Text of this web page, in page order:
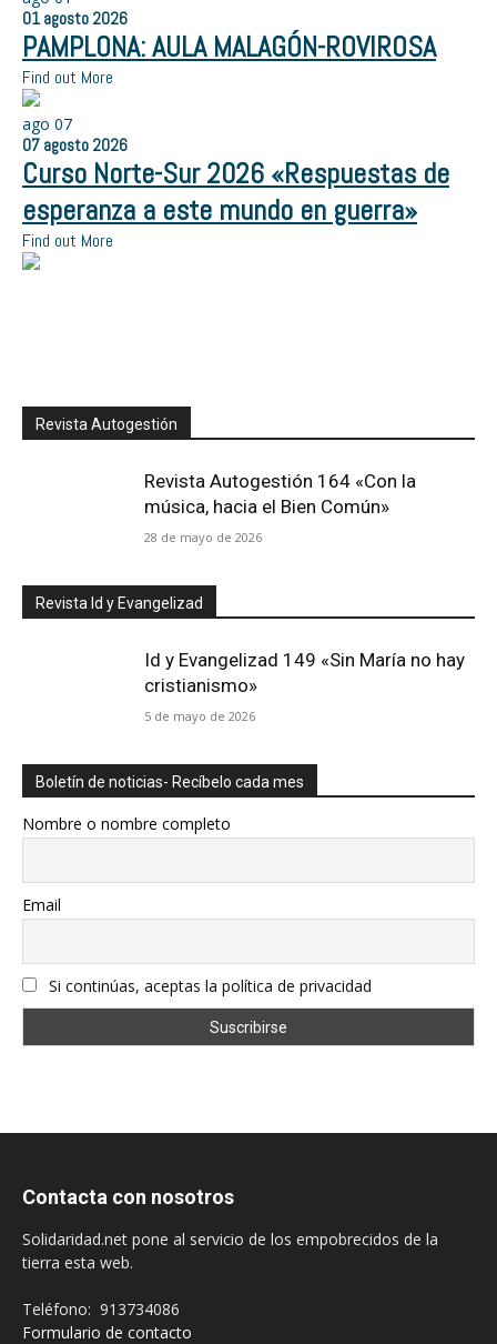
01 agosto 2026
PAMPLONA: AULA MALAGÓN-ROVIROSA
Find out More
ago 07
07 agosto 2026
Curso Norte-Sur 2026 «Respuestas de
esperanza a este mundo en guerra»
Find out More
Revista Autogestión
Revista Autogestión 164 «Con la
música, hacia el Bien Común»
28 de mayo de 2026
Revista Id y Evangelizad
Id y Evangelizad 149 «Sin María no hay
cristianismo»
5 de mayo de 2026
Boletín de noticias- Recíbelo cada mes
Nombre o nombre completo
Email
Si continúas, aceptas la política de privacidad
Contacta con nosotros
Solidaridad.net pone al servicio de los empobrecidos de la
tierra esta web.
Teléfono: 913734086
Formulario de contacto